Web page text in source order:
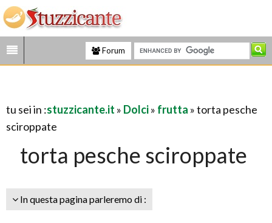
Forum
tu sei in :stuzzicante.it » Dolci» frutta » torta pesche
sciroppate
torta pesche sciroppate
In questa pagina parleremo di :